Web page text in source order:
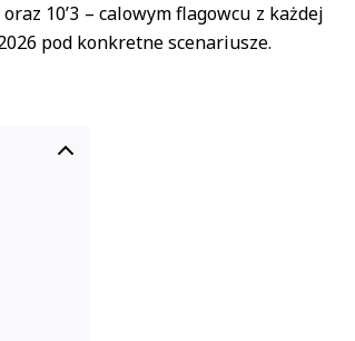
10’3 – calowym flagowcu z każdej
pod konkretne scenariusze.